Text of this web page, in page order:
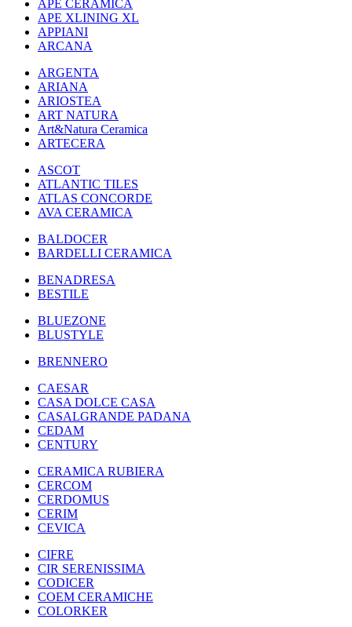
APE CERAMICA
APE XLINING XL
APPIANI
ARCANA
ARGENTA
ARIANA
ARIOSTEA
ART NATURA
Art&Natura Ceramica
ARTECERA
ASCOT
ATLANTIC TILES
ATLAS CONCORDE
AVA CERAMICA
BALDOCER
BARDELLI CERAMICA
BENADRESA
BESTILE
BLUEZONE
BLUSTYLE
BRENNERO
CAESAR
CASA DOLCE CASA
CASALGRANDE PADANA
CEDAM
CENTURY
CERAMICA RUBIERA
CERCOM
CERDOMUS
CERIM
CEVICA
CIFRE
CIR SERENISSIMA
CODICER
COEM CERAMICHE
COLORKER